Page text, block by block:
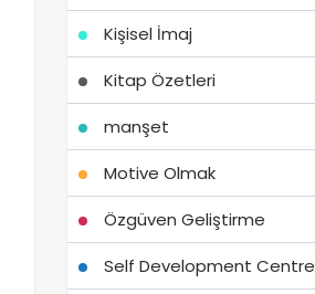
Kişisel İmaj
Kitap Özetleri
manşet
Motive Olmak
Özgüven Geliştirme
Self Development Centre